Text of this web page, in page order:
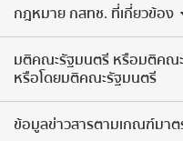
กฎหมาย กสทช. ที่เกี่ยวข้อง
มติคณะรัฐมนตรี หรือมติคณ
หรือโดยมติคณะรัฐมนตรี
ข้อมูลข่าวสารตามเกณฑ์มาต